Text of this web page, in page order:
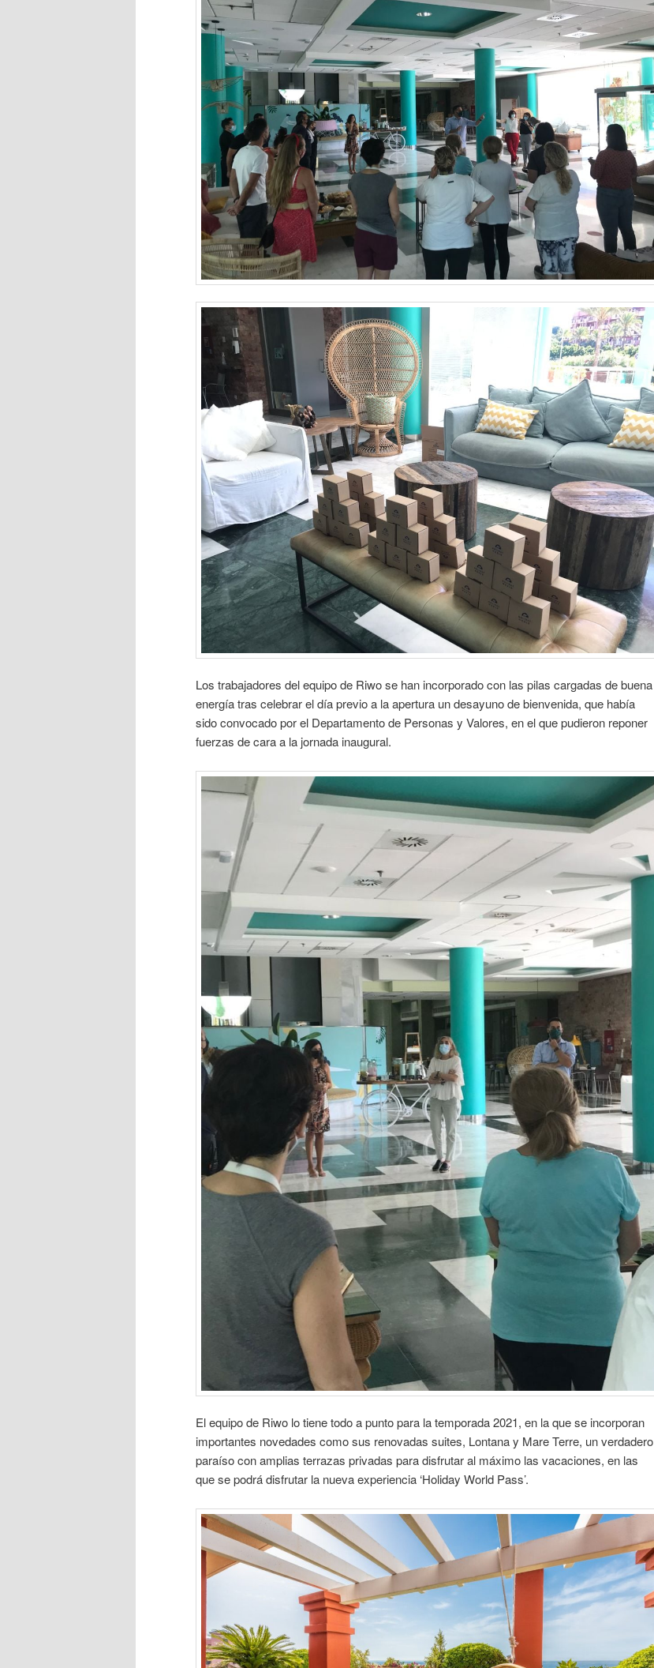
Los trabajadores del equipo de Riwo se han incorporado con las pilas cargadas de buena
energía tras celebrar el día previo a la apertura un desayuno de bienvenida, que había
sido convocado por el Departamento de Personas y Valores, en el que pudieron reponer
fuerzas de cara a la jornada inaugural.
El equipo de Riwo lo tiene todo a punto para la temporada 2021, en la que se incorporan
importantes novedades como sus renovadas suites, Lontana y Mare Terre, un verdadero
paraíso con amplias terrazas privadas para disfrutar al máximo las vacaciones, en las
que se podrá disfrutar la nueva experiencia ‘Holiday World Pass’.